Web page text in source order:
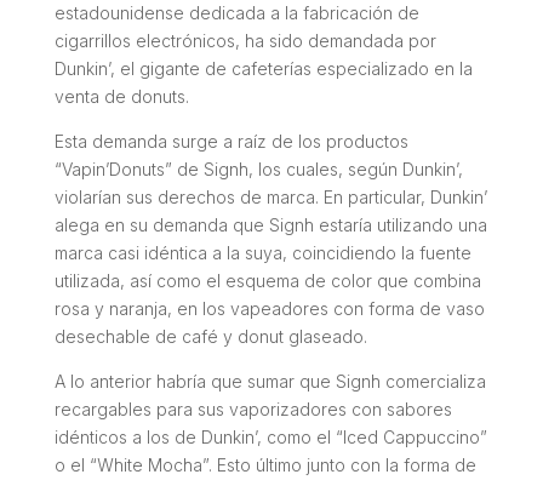
estadounidense dedicada a la fabricación de
cigarrillos electrónicos, ha sido demandada por
Dunkin’, el gigante de cafeterías especializado en la
venta de donuts.
Esta demanda surge a raíz de los productos
“Vapin’Donuts” de Signh, los cuales, según Dunkin’,
violarían sus derechos de marca. En particular, Dunkin’
alega en su demanda que Signh estaría utilizando una
marca casi idéntica a la suya, coincidiendo la fuente
utilizada, así como el esquema de color que combina
rosa y naranja, en los vapeadores con forma de vaso
desechable de café y donut glaseado.
A lo anterior habría que sumar que Signh comercializa
recargables para sus vaporizadores con sabores
idénticos a los de Dunkin’, como el “Iced Cappuccino”
o el “White Mocha”. Esto último junto con la forma de